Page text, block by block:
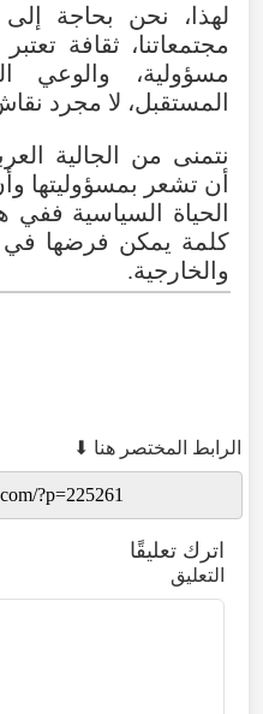
لهذا، نحن بحاجة إلى
مجتمعاتنا، ثقافة تعتبر
مسؤولية، والوعي
المستقبل، لا مجرد
نتمنى من الجالية
أن تشعر بمسؤوليتها
الحياة السياسية ففي
كلمة يمكن فرضها في
والخارجية.
الرابط المختصر هنا ⬇
اترك تعليقًا
التعليق